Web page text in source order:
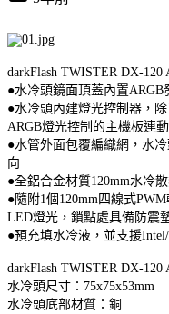
darkFlash TWISTER DX-120
●水冷頭鏡面頂蓋內置
●水冷頭內建燈光控制器，
ARGB燈光控制的主機板連動
●水管外面包覆編織網，水
向
●全鋁合金材質120mm水冷
●隨附1個120mm四線式
LED燈光，鎖點處具備防震
●預充填水冷液，並支援
darkFlash TWISTER DX-120
水冷頭尺寸：75x75x53mm
水冷頭底部材質：銅